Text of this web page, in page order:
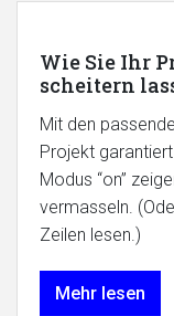
Wie Sie Ihr
scheitern
Mit den
Projekt
Modus “on”
vermasseln.
Zeilen lesen.)
Mehr lesen